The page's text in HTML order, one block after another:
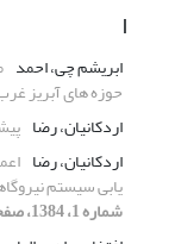
ا
ابریشم چی، احمد
حوزه های آبریز
اردکانیان، رضا
اردکانیان، رضا
یابی سیستم
شماره 1، 1384، صفحه 68-77]